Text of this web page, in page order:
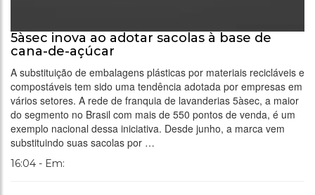
5àsec inova ao adotar sacolas à base de
cana-de-açúcar
A substituição de embalagens plásticas por materiais recicláveis e
compostáveis tem sido uma tendência adotada por empresas em
vários setores. A rede de franquia de lavanderias 5àsec, a maior
do segmento no Brasil com mais de 550 pontos de venda, é um
exemplo nacional dessa iniciativa. Desde junho, a marca vem
substituindo suas sacolas por …
16:04 - Em: